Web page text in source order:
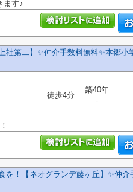
ます♪
社第二】✨️仲介手数料無料✨️本郷小
徒歩4分
築40年
-
を！【ネオグランデ藤ヶ丘】✨️仲介